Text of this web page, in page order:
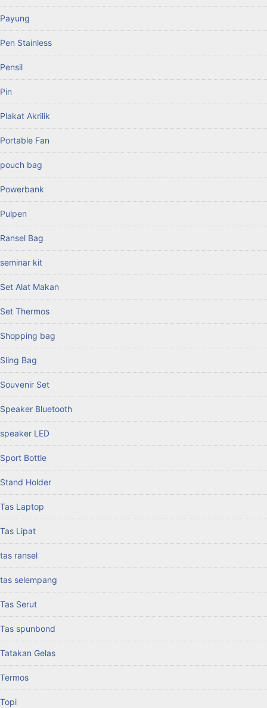
Payung
Pen Stainless
Pensil
Pin
Plakat Akrilik
Portable Fan
pouch bag
Powerbank
Pulpen
Ransel Bag
seminar kit
Set Alat Makan
Set Thermos
Shopping bag
Sling Bag
Souvenir Set
Speaker Bluetooth
speaker LED
Sport Bottle
Stand Holder
Tas Laptop
Tas Lipat
tas ransel
tas selempang
Tas Serut
Tas spunbond
Tatakan Gelas
Termos
Topi